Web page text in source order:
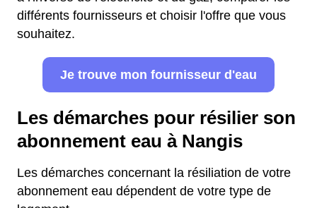
différents fournisseurs et choisir l'offre que vous
souhaitez.
Je trouve mon fournisseur d'eau
Les démarches pour résilier son
abonnement eau à Nangis
Les démarches concernant la résiliation de votre
abonnement eau dépendent de votre type de